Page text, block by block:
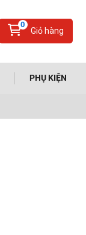
0
Giỏ hàng
PHỤ KIỆN